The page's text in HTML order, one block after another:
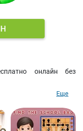
онлайн без
Еще